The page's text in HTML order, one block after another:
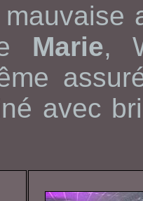
Marie,
avec